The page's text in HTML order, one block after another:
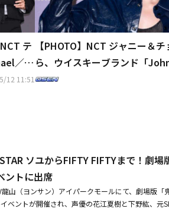
テ
／マ
12 11:51
【PHOTO】NCT ジャニー＆
ら、ウイスキーブランド「
lue」のイベントに出席
ソユからFIFTY FIFTYまで！劇
ントに出席
山（ヨンサン）アイパークモールにて、劇場版「
ベントが開催され、声優の花江夏樹と下野紘、元